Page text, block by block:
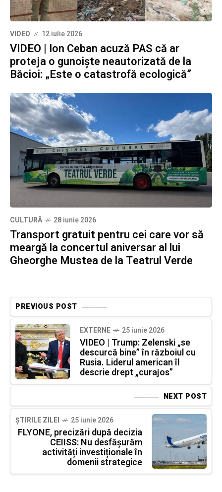
VIDEO 12 iulie 2026
VIDEO | Ion Ceban acuză PAS că ar
proteja o gunoiște neautorizată de la
Băcioi: „Este o catastrofă ecologică”
CULTURĂ 28 iunie 2026
Transport gratuit pentru cei care vor să
meargă la concertul aniversar al lui
Gheorghe Mustea de la Teatrul Verde
PREVIOUS POST
EXTERNE 25 iunie 2026
VIDEO | Trump: Zelenski „se
descurcă bine” în războiul cu
Rusia. Liderul american îl
descrie drept „curajos”
NEXT POST
ȘTIRILE ZILEI 25 iunie 2026
FLYONE, precizări după decizia
CEIISS: Nu desfășurăm
activități investiționale în
domenii strategice